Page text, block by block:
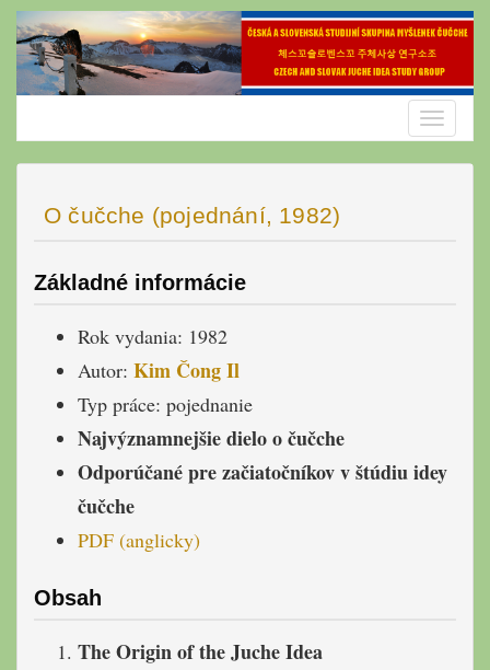
Skip
content
Toggle
O čučche (pojednání, 1982)
Základné informácie
Rok vydania: 1982
Autor: Kim Čong Il
Typ práce: pojednanie
Najvýznamnejšie dielo o čučche
Odporúčané pre začiatočníkov v štúdiu idey
čučche
PDF (anglicky)
Obsah
The Origin of the Juche Idea